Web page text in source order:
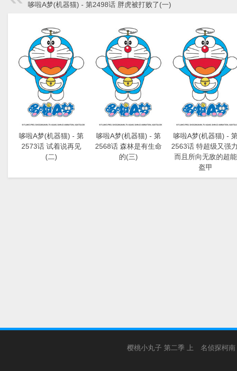
哆啦A梦(机器猫) - 第2498话 胖虎被打败了(一)
哆啦A梦(机器猫) - 第
2573话 试着说再见
(二)
哆啦A梦(机器猫) - 第
2568话 森林是有生命
的(三)
哆啦A梦(机器猫) -
2563话 特超级又强力,
而且所向无敌的超能
盔甲
樱桃小丸子 第二季 上 名侦探柯南